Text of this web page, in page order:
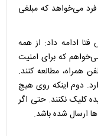
می‌خواهد که مبلغی
ادامه داد: از همه
که برای امنیت
همراه، مطالعه کنند.
دوم اینکه روی هیچ
کلیک نکنند. حتی اگر
ارسال شده باشد.